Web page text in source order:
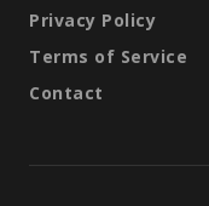
Privacy Policy
Terms of Service
Contact